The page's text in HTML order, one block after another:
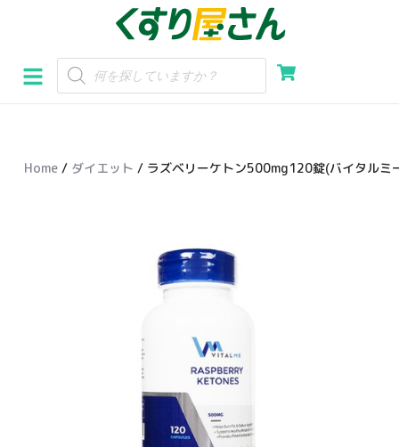
ン
テ
スHome / ダイエット / ラズベリーケトン500mg120錠(バイタルミ